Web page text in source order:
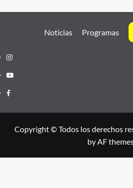
Noticias Programas
Instagram
Youtube
Facebook
Copyright © Todos los derechos
by AF